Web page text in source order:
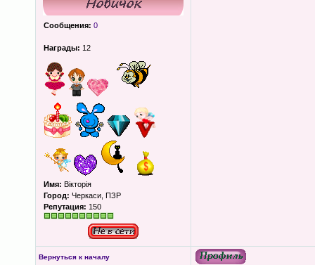
Сообщения: 0
Награды: 12
Имя: Вікторія
Город: Черкаси, ПЗР
Репутация: 150
Вернуться к началу